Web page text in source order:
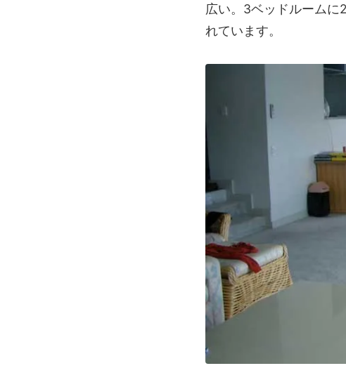
広い。3ベッドルームに
れています。